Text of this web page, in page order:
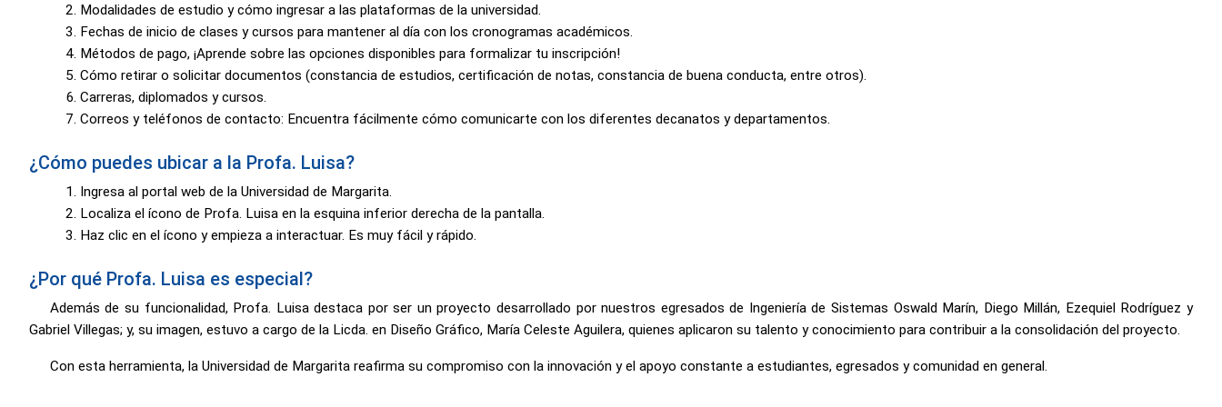
Modalidades de estudio y cómo ingresar a las plataformas de la universidad.
Fechas de inicio de clases y cursos para mantener al día con los cronogramas académicos.
Métodos de pago, ¡Aprende sobre las opciones disponibles para formalizar tu inscripción!
Cómo retirar o solicitar documentos (constancia de estudios, certificación de notas, constancia de buena conducta, entre otros).
Carreras, diplomados y cursos.
Correos y teléfonos de contacto: Encuentra fácilmente cómo comunicarte con los diferentes decanatos y departamentos.
¿Cómo puedes ubicar a la Profa. Luisa?
Ingresa al portal web de la Universidad de Margarita.
Localiza el ícono de Profa. Luisa en la esquina inferior derecha de la pantalla.
Haz clic en el ícono y empieza a interactuar. Es muy fácil y rápido.
¿Por qué Profa. Luisa es especial?
Además de su funcionalidad, Profa. Luisa destaca por ser un proyecto desarrollado por nuestros egresados de Ingeniería de Sistemas Oswald Marín, Diego Millán, Ezequiel Rodríguez y
Gabriel Villegas; y, su imagen, estuvo a cargo de la Licda. en Diseño Gráfico, María Celeste Aguilera, quienes aplicaron su talento y conocimiento para contribuir a la consolidación del proyecto.
Con esta herramienta, la Universidad de Margarita reafirma su compromiso con la innovación y el apoyo constante a estudiantes, egresados y comunidad en general.